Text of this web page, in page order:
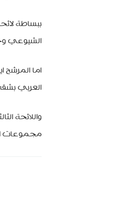
ببساطة
الشيوعي
اما
العربي
واللائحة
مجموعات